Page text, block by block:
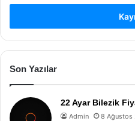
Son Yazılar
22 Ayar Bilezik
Admin 8 Ağustos